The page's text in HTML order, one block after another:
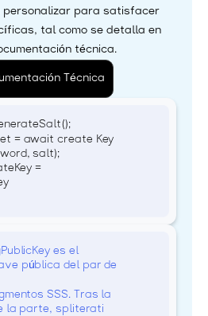
personalizar para satisfacer
tal como se detalla en
técnica.
Técnica
= await create Key
salt);
=
es el
pública del par de
SSS. Tras la
la parte, spliterati